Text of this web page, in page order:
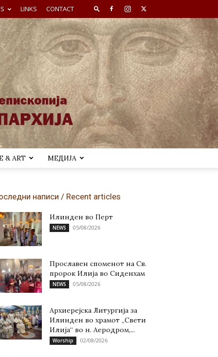
LINKS CONTACT
& ART МЕДИЈА
написи / Recent articles
Илинден во Перт
NEWS 05/08/2026
Прославен споменот на Св.
пророк Илија во Сиденхам
NEWS 05/08/2026
Архиерејска Литургија за
Илинден во храмот „Свети
Илија“ во н. Аеродром,...
Worship 02/08/2026